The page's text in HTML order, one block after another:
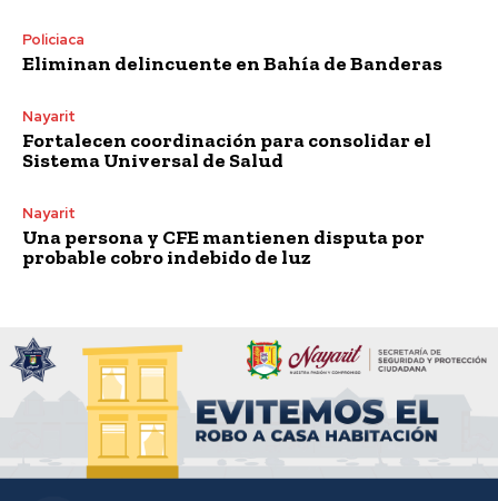
Policiaca
Eliminan delincuente en Bahía de Banderas
Nayarit
Fortalecen coordinación para consolidar el
Sistema Universal de Salud
Nayarit
Una persona y CFE mantienen disputa por
probable cobro indebido de luz